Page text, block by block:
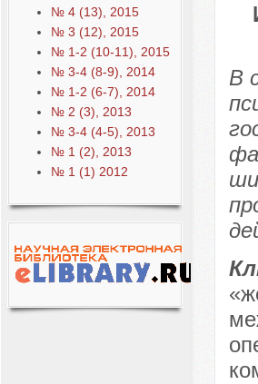
№ 4 (13), 2015
№ 3 (12), 2015
№ 1-2 (10-11), 2015
№ 3-4 (8-9), 2014
№ 1-2 (6-7), 2014
№ 2 (3), 2013
№ 3-4 (4-5), 2013
№ 1 (2), 2013
№ 1 (1) 2012
В